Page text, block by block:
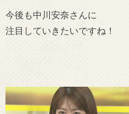
今後も中川安奈さんに
注目していきたいですね！